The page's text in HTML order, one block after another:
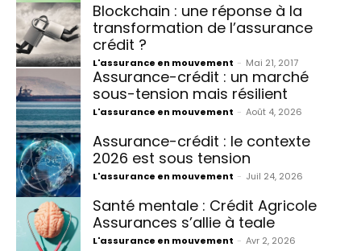
Blockchain : une réponse à la
transformation de l’assurance
crédit ?
L'assurance en mouvement - Mai 21, 2017
Assurance-crédit : un marché
sous-tension mais résilient
L'assurance en mouvement - Août 4, 2026
Assurance-crédit : le contexte
2026 est sous tension
L'assurance en mouvement - Juil 24, 2026
Santé mentale : Crédit Agricole
Assurances s’allie à teale
L'assurance en mouvement - Avr 2, 2026